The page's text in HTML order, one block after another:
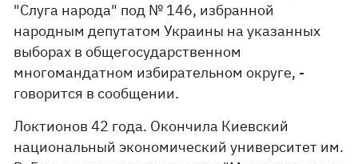
"Слуга народа" под № 146, избранной
народным депутатом Украины на указанных
выборах в общегосударственном
многомандатном избирательном округе, -
говорится в сообщении.
Локтионов 42 года. Окончила Киевский
национальный экономический университет им.